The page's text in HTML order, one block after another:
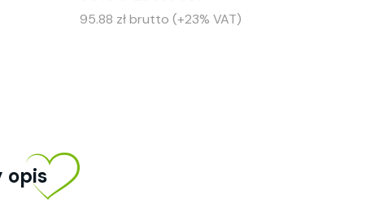
95.88 zł brutto (+23% VAT)
opis